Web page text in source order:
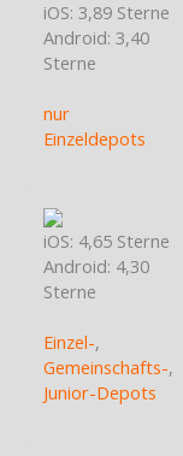
iOS: 3,89 Sterne
Android: 3,40
Sterne
nur
Einzeldepots
iOS: 4,65 Sterne
Android: 4,30
Sterne
Einzel-,
Gemeinschafts-,
Junior-Depots